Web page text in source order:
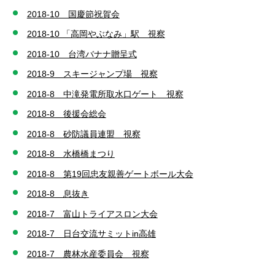
2018-10 国慶節祝賀会
2018-10 「高岡やぶなみ」駅 視察
2018-10 台湾バナナ贈呈式
2018-9 スキージャンプ場 視察
2018-8 中滝発電所取水口ゲート 視察
2018-8 後援会総会
2018-8 砂防議員連盟 視察
2018-8 水橋橋まつり
2018-8 第19回忠友親善ゲートボール大会
2018-8 息抜き
2018-7 富山トライアスロン大会
2018-7 日台交流サミットin高雄
2018-7 農林水産委員会 視察